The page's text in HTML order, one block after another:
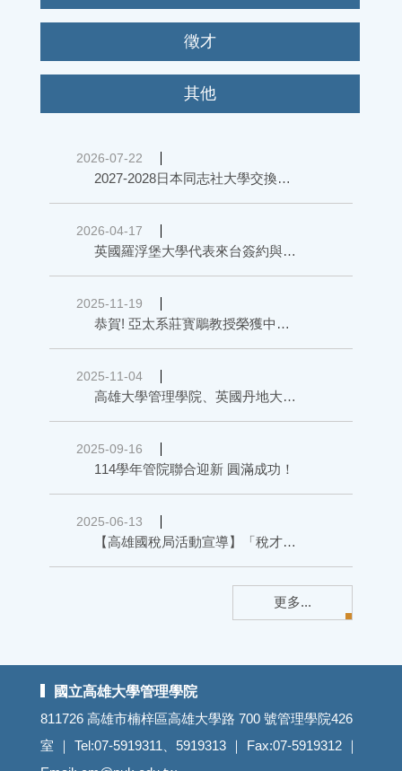
徵才
其他
2026-07-22
2027-2028日本同志社大學交換申請公告
2026-04-17
英國羅浮堡大學代表來台簽約與本院共同推動1+1與4+1雙聯學位
2025-11-19
恭賀! 亞太系莊寳鵰教授榮獲中華民國品質學會會士
2025-11-04
高雄大學管理學院、英國丹地大學商學院 簽署雙碩士雙聯學位 助攻學生國際競爭力
2025-09-16
114學年管院聯合迎新 圓滿成功！
2025-06-13
【高雄國稅局活動宣導】「稅才爭霸」稅務個案分析比賽(報名期間6/10-6/29)，誠摯邀請師生一起來參加
更多...
國立高雄大學管理學院
811726 高雄市楠梓區高雄大學路 700 號管理學院426
室 ｜ Tel:07-5919311、5919313 ｜ Fax:07-5919312 ｜